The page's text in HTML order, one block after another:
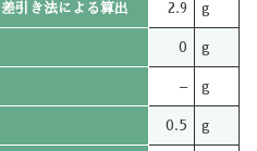
差引き法による算出 2.9 g
0 g
– g
0.5 g